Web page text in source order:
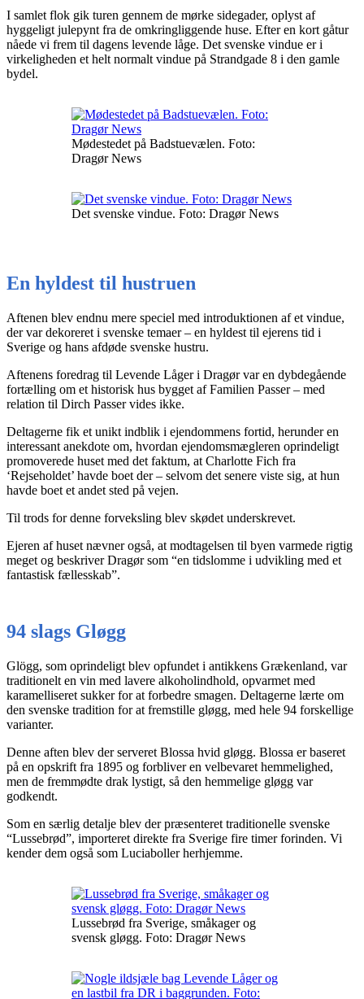
I samlet flok gik turen gennem de mørke sidegader, oplyst af
hyggeligt julepynt fra de omkringliggende huse. Efter en kort gåtur
nåede vi frem til dagens levende låge. Det svenske vindue er i
virkeligheden et helt normalt vindue på Strandgade 8 i den gamle
bydel.
Mødestedet på Badstuevælen. Foto:
Dragør News
Det svenske vindue. Foto: Dragør News
En hyldest til hustruen
Aftenen blev endnu mere speciel med introduktionen af et vindue,
der var dekoreret i svenske temaer – en hyldest til ejerens tid i
Sverige og hans afdøde svenske hustru.
Aftenens foredrag til Levende Låger i Dragør var en dybdegående
fortælling om et historisk hus bygget af Familien Passer – med
relation til Dirch Passer vides ikke.
Deltagerne fik et unikt indblik i ejendommens fortid, herunder en
interessant anekdote om, hvordan ejendomsmægleren oprindeligt
promoverede huset med det faktum, at Charlotte Fich fra
‘Rejseholdet’ havde boet der – selvom det senere viste sig, at hun
havde boet et andet sted på vejen.
Til trods for denne forveksling blev skødet underskrevet.
Ejeren af huset nævner også, at modtagelsen til byen varmede rigtig
meget og beskriver Dragør som “en tidslomme i udvikling med et
fantastisk fællesskab”.
94 slags Gløgg
Glögg, som oprindeligt blev opfundet i antikkens Grækenland, var
traditionelt en vin med lavere alkoholindhold, opvarmet med
karamelliseret sukker for at forbedre smagen. Deltagerne lærte om
den svenske tradition for at fremstille gløgg, med hele 94 forskellige
varianter.
Denne aften blev der serveret Blossa hvid gløgg. Blossa er baseret
på en opskrift fra 1895 og forbliver en velbevaret hemmelighed,
men de fremmødte drak lystigt, så den hemmelige gløgg var
godkendt.
Som en særlig detalje blev der præsenteret traditionelle svenske
“Lussebrød”, importeret direkte fra Sverige fire timer forinden. Vi
kender dem også som Luciaboller herhjemme.
Lussebrød fra Sverige, småkager og
svensk gløgg. Foto: Dragør News